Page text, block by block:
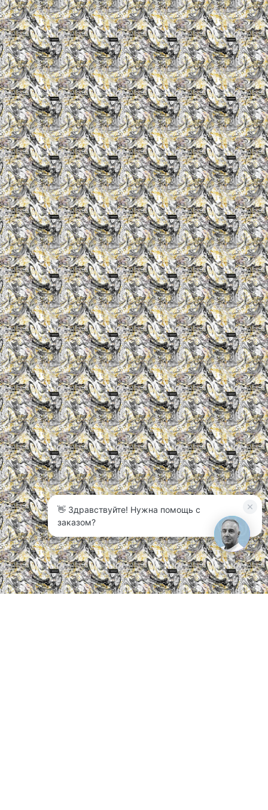
3
👋 Здравствуйте! Нужна помощь с
заказом?